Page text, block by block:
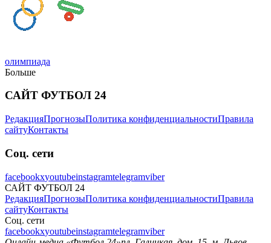
олимпиада
Больше
САЙТ ФУТБОЛ 24
РедакцияПрогнозыПолитика конфиденциальностиПравила
сайтуКонтакты
Соц. сети
facebookxyoutubeinstagramtelegramviber
САЙТ ФУТБОЛ 24
РедакцияПрогнозыПолитика конфиденциальностиПравила
сайтуКонтакты
Соц. сети
facebookxyoutubeinstagramtelegramviber